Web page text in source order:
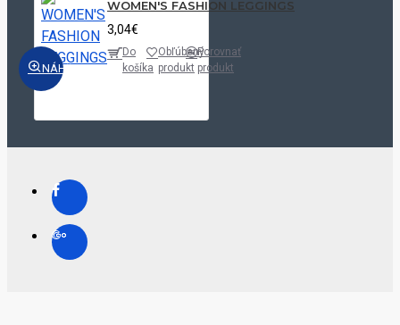
NÁHĽAD
WOMEN'S FASHION LEGGINGS
3,04€
Do
košíka
Obľúbený
produkt
Porovnať
produkt